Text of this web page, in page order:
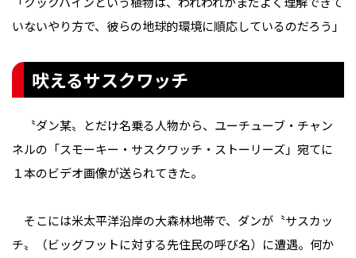
いないやり方で、彼らの地球的環境に順応しているのだろう」
吠えるサスクワッチ
〝ダン某〟とだけ名乗る人物から、ユーチューブ・チャン
ネルの「スモーキー・サスクワッチ・ストーリーズ」宛てに
１本のビデオ画像が送られてきた。
そこには米太平洋沿岸の大森林地帯で、ダンが〝サスカッ
チ〟（ビッグフットに対する先住民の呼び名）に遭遇。何か